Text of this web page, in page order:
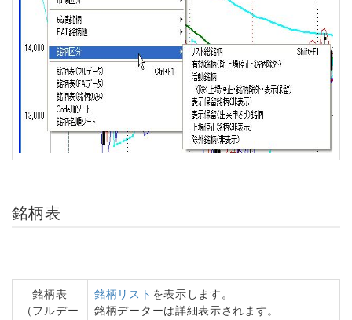
銘柄表
銘柄表
（フルデー
銘柄リスト を表示します。
銘柄データーは詳細表示されます。